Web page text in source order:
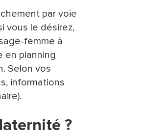
par voie
vous le désirez,
femme à
en planning
Selon vos
informations
?